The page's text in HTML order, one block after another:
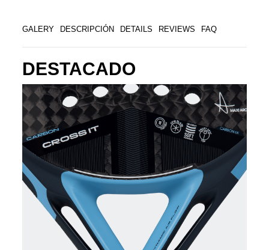
GALERY DESCRIPCIÓN DETAILS REVIEWS FAQ
DESTACADO